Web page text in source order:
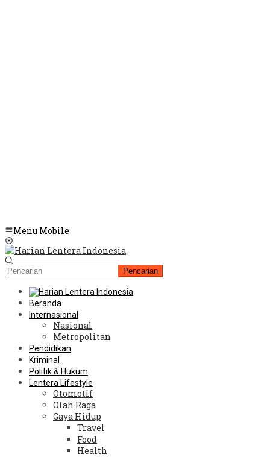
Menu Mobile
Pencarian
Beranda
Internasional
Nasional
Metropolitan
Pendidikan
Kriminal
Politik & Hukum
Lentera Lifestyle
Otomotif
Olah Raga
Gaya Hidup
Travel
Food
Health